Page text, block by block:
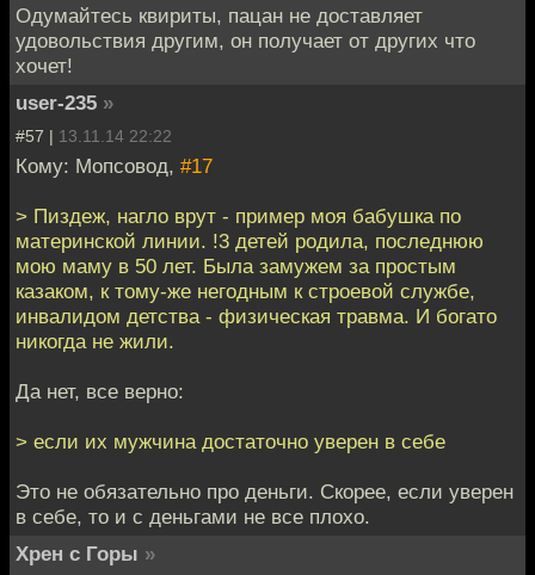
Одумайтесь квириты, пацан не доставляет
удовольствия другим, он получает от других что
хочет!
user-235 »
#57 | 13.11.14 22:22
Кому: Мопсовод, #17
> Пиздеж, нагло врут - пример моя бабушка по
материнской линии. !3 детей родила, последнюю
мою маму в 50 лет. Была замужем за простым
казаком, к тому-же негодным к строевой службе,
инвалидом детства - физическая травма. И богато
никогда не жили.
Да нет, все верно:
> если их мужчина достаточно уверен в себе
Это не обязательно про деньги. Скорее, если уверен
в себе, то и с деньгами не все плохо.
Хрен с Горы »